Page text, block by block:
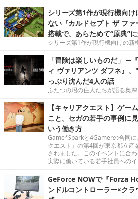
シリーズ第1作が現行機向
ない『カルドセプト ザ フ
搭載で、あらためて“原典”
シリーズ第1作が現行機向けの新
「冒険は楽しいものだ」 ─
ィ ヴァリアンツ ダフネ』
っぷり沈んだ4人の話
ふたつの沼の住人たちが語る奥深
【キャリアクエスト】ゲー
こと。セガの若手の事例に
いう働き方
Game*Sparkと4Gamerの合同に
クエスト」の第4回が東京都立産
されました。このイベントに合
実際に働いている若手社員へのイ
GeForce NOWで『Forza
ンドルコントローラー×ク